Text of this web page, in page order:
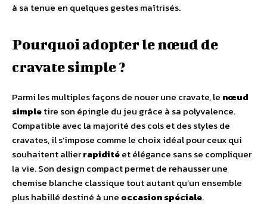
à sa tenue en quelques gestes maîtrisés.
Pourquoi adopter le nœud de
cravate simple ?
Parmi les multiples façons de nouer une cravate, le nœud
simpletire son épingle du jeu grâce à sa polyvalence.
Compatible avec la majorité des cols et des styles de
cravates, il s’impose comme le choix idéal pour ceux qui
souhaitent allierrapiditéet élégance sans se compliquer
la vie. Son design compact permet de rehausser une
chemise blanche classique tout autant qu’un ensemble
plus habillé destiné à une occasion spéciale.